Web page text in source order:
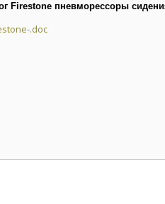
Firestone пневморессоры
.doc